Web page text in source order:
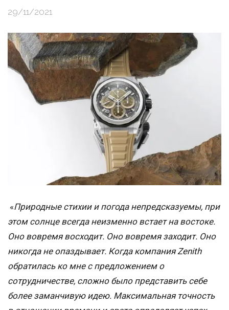
29/11/2021
«Природные стихии и погода непредсказуемы, при
этом солнце всегда неизменно встает на востоке.
Оно вовремя восходит. Оно вовремя заходит. Оно
никогда не опаздывает. Когда компания Zenith
обратилась ко мне с предложением о
сотрудничестве, сложно было представить себе
более заманчивую идею. Максимальная точность